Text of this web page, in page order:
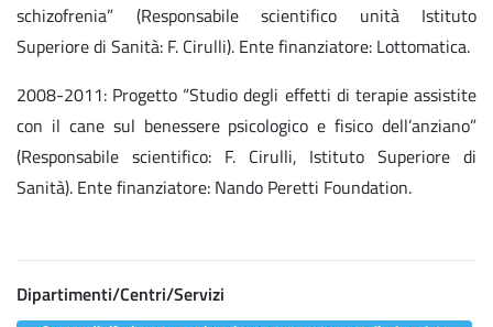
schizofrenia” (Responsabile scientifico unità Istituto
Superiore di Sanità: F. Cirulli). Ente finanziatore: Lottomatica.
2008-2011: Progetto “Studio degli effetti di terapie assistite
con il cane sul benessere psicologico e fisico dell’anziano”
(Responsabile scientifico: F. Cirulli, Istituto Superiore di
Sanità). Ente finanziatore: Nando Peretti Foundation.
Dipartimenti/Centri/Servizi